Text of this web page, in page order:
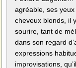
agréable, ses
cheveux blonds, il
sourire, tant de
dans son regard
expressions
improvisations,